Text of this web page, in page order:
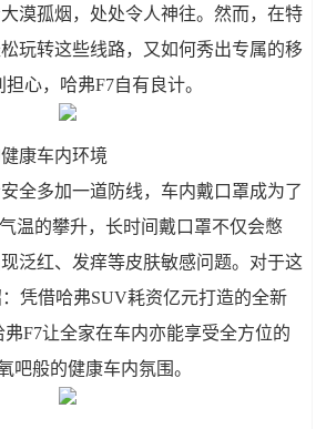
漠孤烟，处处令人神往。然而，在特
玩转这些线路，又如何秀出专属的移
心，哈弗F7自有良计。
康车内环境
全多加一道防线，车内戴口罩成为了
温的攀升，长时间戴口罩不仅会憋
泛红、发痒等皮肤敏感问题。对于这
凭借哈弗SUV耗资亿元打造的全新
弗F7让全家在车内亦能享受全方位的
吧般的健康车内氛围。